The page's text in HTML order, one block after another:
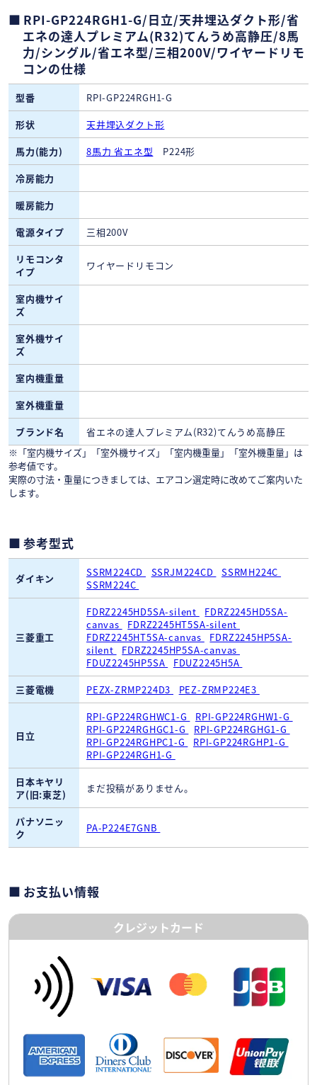
RPI-GP224RGH1-G/日立/天井埋込ダクト形/省
エネの達人プレミアム(R32)てんうめ高静圧/8馬
力/シングル/省エネ型/三相200V/ワイヤードリモ
コンの仕様
型番
RPI-GP224RGH1-G
形状
天井埋込ダクト形
馬力(能力)
8馬力 省エネ型 P224形
冷房能力
暖房能力
電源タイプ
三相200V
リモコンタ
イプ
ワイヤードリモコン
室内機サイ
ズ
室外機サイ
ズ
室内機重量
室外機重量
ブランド名
省エネの達人プレミアム(R32)てんうめ高静圧
※「室内機サイズ」「室外機サイズ」「室内機重量」「室外機重量」は
参考値です。
実際の寸法・重量につきましては、エアコン選定時に改めてご案内いた
します。
参考型式
ダイキン SSRM224CD SSRJM224CD
SSRMH224C
SSRM224C
三菱重工
FDRZ2245HD5SA-silent
FDRZ2245HD5SA-
canvas
FDRZ2245HT5SA-silent
FDRZ2245HT5SA-canvas
FDRZ2245HP5SA-
silent
FDRZ2245HP5SA-canvas
FDUZ2245HP5SA
FDUZ2245H5A
三菱電機
PEZX-ZRMP224D3 PEZ-ZRMP224E3
日立
RPI-GP224RGHWC1-G
RPI-GP224RGHW1-G
RPI-GP224RGHGC1-G
RPI-GP224RGHG1-G
RPI-GP224RGHPC1-G
RPI-GP224RGHP1-G
RPI-GP224RGH1-G
日本キヤリ
ア(旧:東芝)
まだ投稿がありません。
パナソニッ
ク
PA-P224E7GNB
お支払い情報
クレジットカード